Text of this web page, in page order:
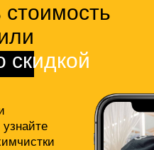
стоимость
скидкой